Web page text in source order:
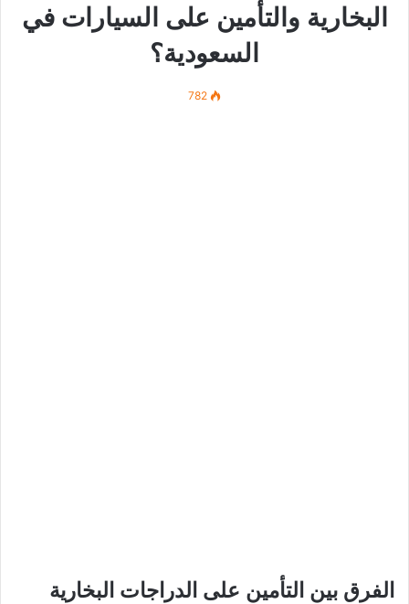
البخارية والتأمين على السيارات في
السعودية؟
782
الفرق بين التأمين على الدراجات البخارية